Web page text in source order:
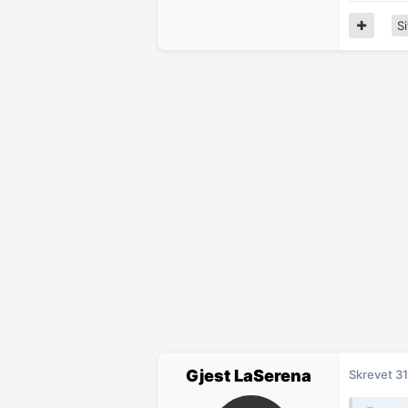
Gjest LaSerena Skrevet